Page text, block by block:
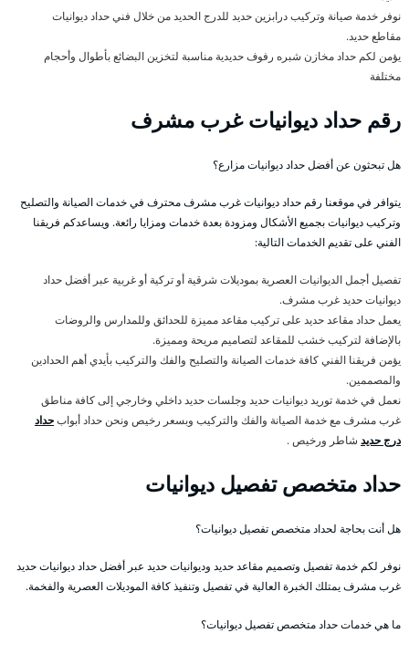
نوفر خدمة صيانة وتركيب درابزين حديد للدرج الحديد من خلال فني حداد ديوانيات
مقاطع حديد.
يؤمن لكم حداد مخازن شبره رفوف حديدية مناسبة لتخزين البضائع بأطوال وأحجام
مختلفة
رقم حداد ديوانيات غرب مشرف
هل تبحثون عن أفضل حداد ديوانيات مزارع؟
يتوافر في موقعنا رقم حداد ديوانيات غرب مشرف محترف في خدمات الصيانة والتصليح
وتركيب ديوانيات بجميع الأشكال ومزودة بعدة خدمات ومزايا رائعة. ويساعدكم فريقنا
الفني على تقديم الخدمات التالية:
تفصيل أجمل الديوانيات العصرية بموديلات شرقية أو تركية أو غربية عبر أفضل حداد
ديوانيات حديد غرب مشرف.
يعمل حداد مقاعد حديد على تركيب مقاعد مميزة للحدائق وللمدارس والروضات
بالإضافة لتركيب خشب للمقاعد لتصاميم مريحة ومميزة.
يؤمن فريقنا الفني كافة خدمات الصيانة والتصليح والفك والتركيب بأيدي أهم الحدادين
والمصممين.
نعمل في خدمة توريد ديوانيات حديد وجلسات حديد داخلي وخارجي إلى كافة مناطق
غرب مشرف مع خدمة الصيانة والفك والتركيب وبسعر رخيص ونحن حداد أبوابحداد
درج حديد شاطر ورخيص .
حداد متخصص تفصيل ديوانيات
هل أنت بحاجة لحداد متخصص تفصيل ديوانيات؟
نوفر لكم خدمة تفصيل وتصميم مقاعد حديد وديوانيات حديد عبر أفضل حداد ديوانيات حديد
غرب مشرف يمتلك الخبرة العالية في تفصيل وتنفيذ كافة الموديلات العصرية والفخمة.
ما هي خدمات حداد متخصص تفصيل ديوانيات؟